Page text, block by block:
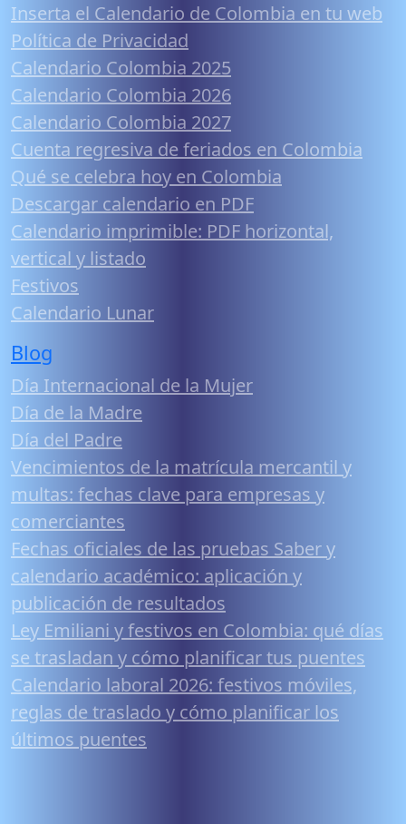
Inserta el Calendario de Colombia en tu web
Política de Privacidad
Calendario Colombia 2025
Calendario Colombia 2026
Calendario Colombia 2027
Cuenta regresiva de feriados en Colombia
Qué se celebra hoy en Colombia
Descargar calendario en PDF
Calendario imprimible: PDF horizontal,
vertical y listado
Festivos
Calendario Lunar
Blog
Día Internacional de la Mujer
Día de la Madre
Día del Padre
Vencimientos de la matrícula mercantil y
multas: fechas clave para empresas y
comerciantes
Fechas oficiales de las pruebas Saber y
calendario académico: aplicación y
publicación de resultados
Ley Emiliani y festivos en Colombia: qué días
se trasladan y cómo planificar tus puentes
Calendario laboral 2026: festivos móviles,
reglas de traslado y cómo planificar los
últimos puentes